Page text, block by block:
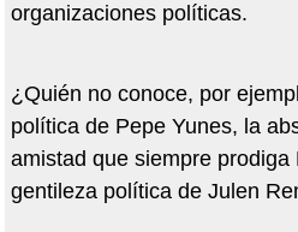
organizaciones políticas.
¿Quién no conoce, por
política de Pepe Yunes, la
amistad que siempre prodiga
gentileza política de Julen